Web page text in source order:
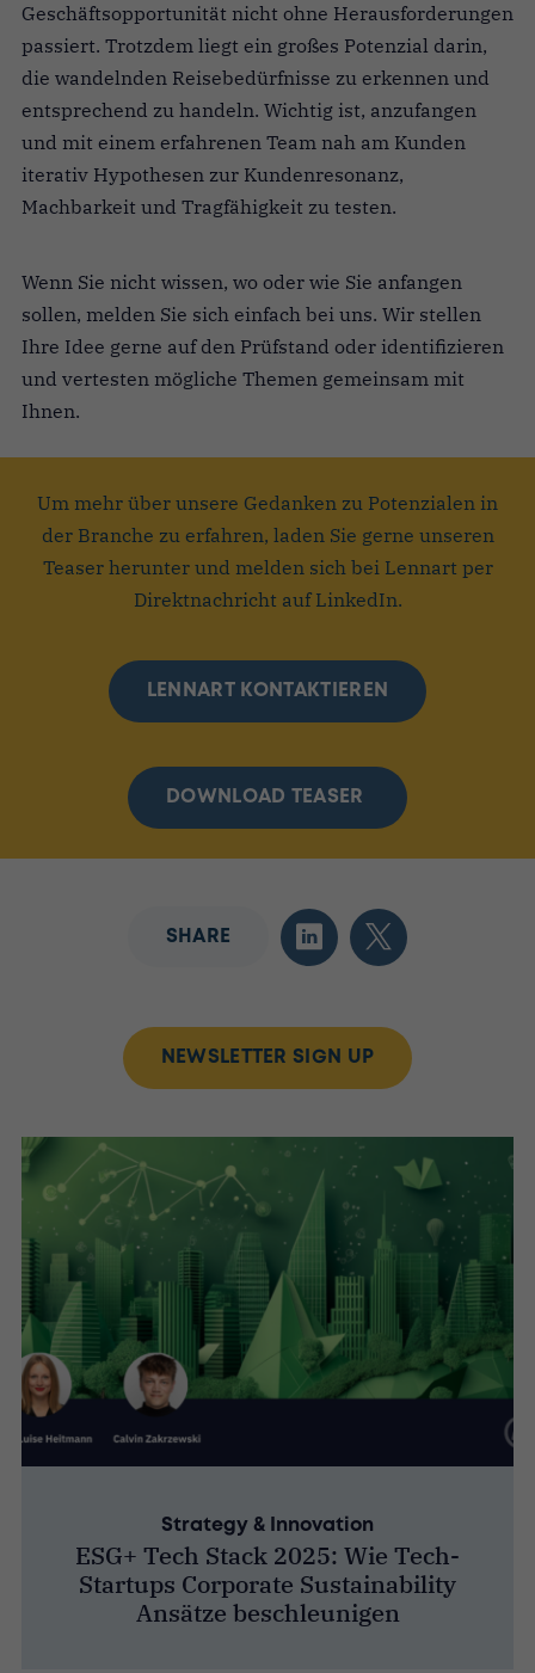
Geschäftsopportunität nicht ohne Herausforderungen
passiert. Trotzdem liegt ein großes Potenzial darin,
die wandelnden Reisebedürfnisse zu erkennen und
entsprechend zu handeln. Wichtig ist, anzufangen
und mit einem erfahrenen Team nah am Kunden
iterativ Hypothesen zur Kundenresonanz,
Machbarkeit und Tragfähigkeit zu testen.
Wenn Sie nicht wissen, wo oder wie Sie anfangen
sollen, melden Sie sich einfach bei uns. Wir stellen
Ihre Idee gerne auf den Prüfstand oder identifizieren
und vertesten mögliche Themen gemeinsam mit
Ihnen.
Um mehr über unsere Gedanken zu Potenzialen in
der Branche zu erfahren, laden Sie gerne unseren
Teaser herunter und melden sich bei Lennart per
Direktnachricht auf LinkedIn.
LENNART KONTAKTIEREN
DOWNLOAD TEASER
SHARE
NEWSLETTER SIGN UP
Strategy & Innovation
ESG+ Tech Stack 2025: Wie Tech-
Startups Corporate Sustainability
Ansätze beschleunigen